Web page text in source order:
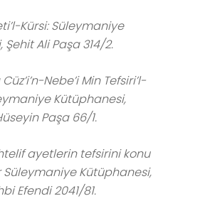
Kürsi: Süleymaniye
Ali Paşa 314/2.
Nebe’i Min Tefsiri’l-
Kütüphanesi,
Paşa 66/1.
ayetlerin tefsirini konu
Kütüphanesi,
Efendi 2041/81.